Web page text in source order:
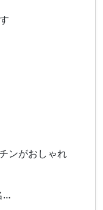
ンがおしゃれ
…